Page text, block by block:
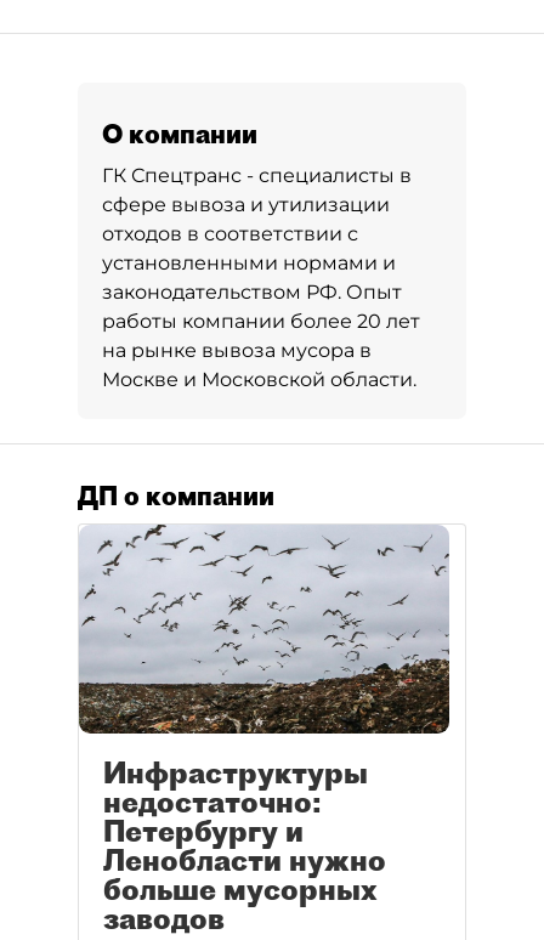
О компании
ГК Спецтранс - специалисты в
сфере вывоза и утилизации
отходов в соответствии с
установленными нормами и
законодательством РФ. Опыт
работы компании более 20 лет
на рынке вывоза мусора в
Москве и Московской области.
ДП о компании
Инфраструктуры
недостаточно:
Петербургу и
Ленобласти нужно
больше мусорных
заводов